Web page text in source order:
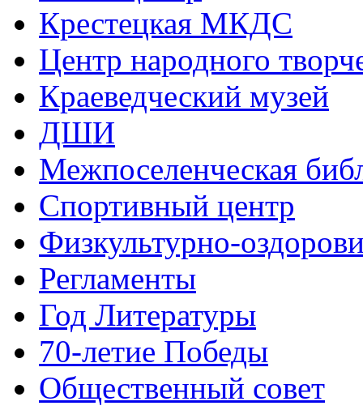
Крестецкая МКДС
Центр народного
Краеведческий музей
ДШИ
Межпоселенческая
Спортивный центр
Физкультурно-
Регламенты
Год Литературы
70-летие Победы
Общественный совет